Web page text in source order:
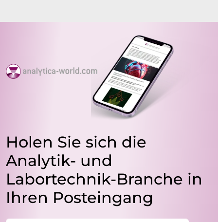
Holen Sie sich die
Analytik- und
Labortechnik-Branche in
Ihren Posteingang